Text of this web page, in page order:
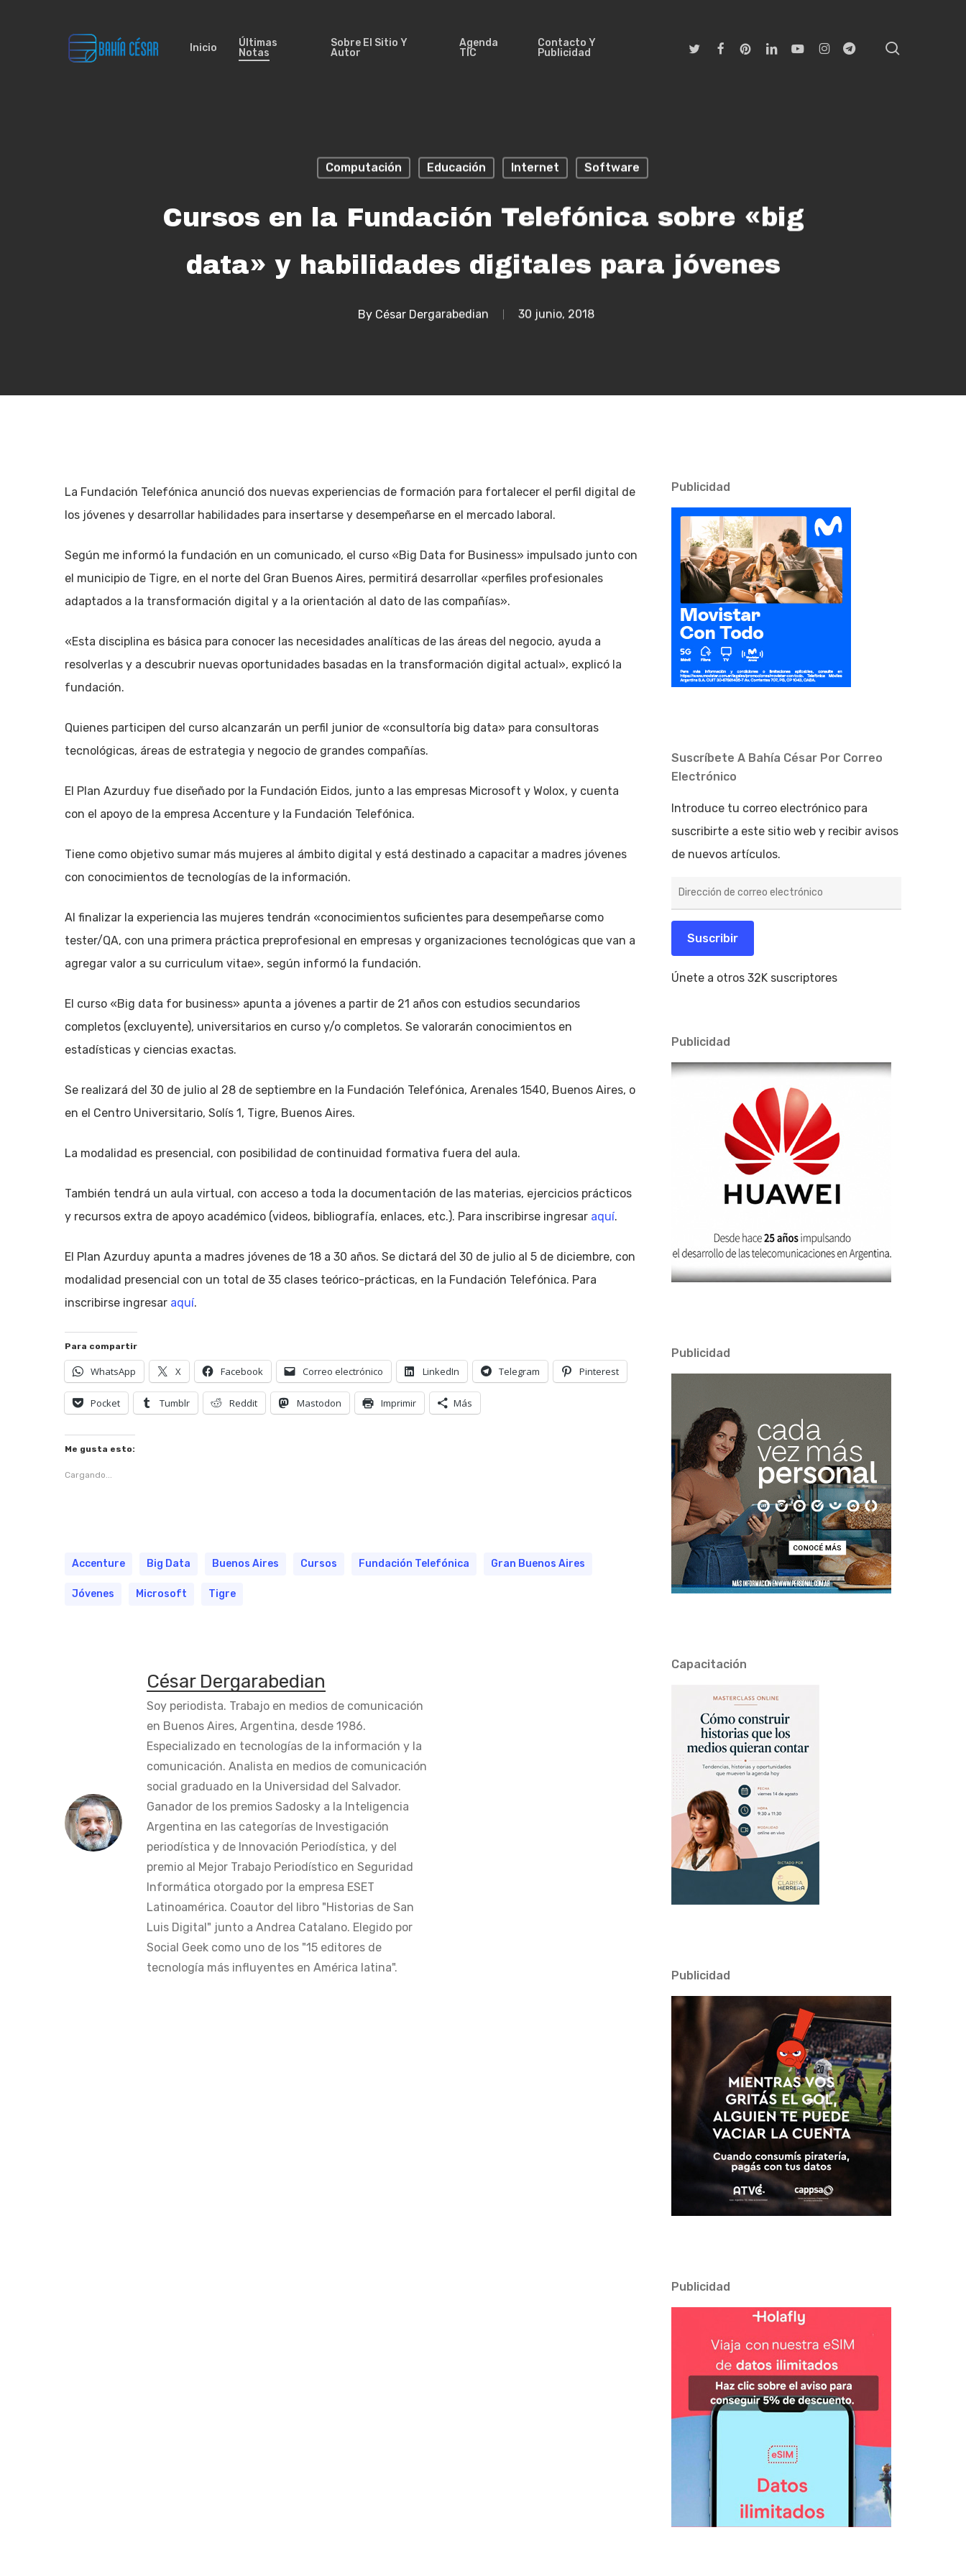
Hit enter to search or ESC to close
Inicio
Últimas
Notas
Sobre El Sitio Y
Autor
Agenda
TIC
Contacto Y
Publicidad
TwitterFacebookPinterestLinkedinYoutubeInstagramTelegram
Computación Educación Internet Software
Cursos en la Fundación Telefónica sobre «big
data» y habilidades digitales para jóvenes
By César Dergarabedian 30 junio, 2018
La Fundación Telefónica anunció dos nuevas experiencias de formación para fortalecer el perfil digital de
los jóvenes y desarrollar habilidades para insertarse y desempeñarse en el mercado laboral.
Según me informó la fundación en un comunicado, el curso «Big Data for Business» impulsado junto con
el municipio de Tigre, en el norte del Gran Buenos Aires, permitirá desarrollar «perfiles profesionales
adaptados a la transformación digital y a la orientación al dato de las compañías».
«Esta disciplina es básica para conocer las necesidades analíticas de las áreas del negocio, ayuda a
resolverlas y a descubrir nuevas oportunidades basadas en la transformación digital actual», explicó la
fundación.
Quienes participen del curso alcanzarán un perfil junior de «consultoría big data» para consultoras
tecnológicas, áreas de estrategia y negocio de grandes compañías.
El Plan Azurduy fue diseñado por la Fundación Eidos, junto a las empresas Microsoft y Wolox, y cuenta
con el apoyo de la empresa Accenture y la Fundación Telefónica.
Tiene como objetivo sumar más mujeres al ámbito digital y está destinado a capacitar a madres jóvenes
con conocimientos de tecnologías de la información.
Al finalizar la experiencia las mujeres tendrán «conocimientos suficientes para desempeñarse como
tester/QA, con una primera práctica preprofesional en empresas y organizaciones tecnológicas que van a
agregar valor a su curriculum vitae», según informó la fundación.
El curso «Big data for business» apunta a jóvenes a partir de 21 años con estudios secundarios
completos (excluyente), universitarios en curso y/o completos. Se valorarán conocimientos en
estadísticas y ciencias exactas.
Se realizará del 30 de julio al 28 de septiembre en la Fundación Telefónica, Arenales 1540, Buenos Aires, o
en el Centro Universitario, Solís 1, Tigre, Buenos Aires.
La modalidad es presencial, con posibilidad de continuidad formativa fuera del aula.
También tendrá un aula virtual, con acceso a toda la documentación de las materias, ejercicios prácticos
y recursos extra de apoyo académico (videos, bibliografía, enlaces, etc.). Para inscribirse ingresar aquí.
El Plan Azurduy apunta a madres jóvenes de 18 a 30 años. Se dictará del 30 de julio al 5 de diciembre, con
modalidad presencial con un total de 35 clases teórico-prácticas, en la Fundación Telefónica. Para
inscribirse ingresar aquí.
Para compartir
WhatsApp X Facebook Correo electrónico LinkedIn Telegram Pinterest
Pocket Tumblr Reddit Mastodon Imprimir Más
Me gusta esto:
Cargando...
Accenture Big Data Buenos Aires Cursos Fundación Telefónica Gran Buenos Aires
Jóvenes Microsoft Tigre
César Dergarabedian
Soy periodista. Trabajo en medios de comunicación
en Buenos Aires, Argentina, desde 1986.
Especializado en tecnologías de la información y la
comunicación. Analista en medios de comunicación
social graduado en la Universidad del Salvador.
Ganador de los premios Sadosky a la Inteligencia
Argentina en las categorías de Investigación
periodística y de Innovación Periodística, y del
premio al Mejor Trabajo Periodístico en Seguridad
Informática otorgado por la empresa ESET
Latinoamérica. Coautor del libro "Historias de San
Luis Digital" junto a Andrea Catalano. Elegido por
Social Geek como uno de los "15 editores de
tecnología más influyentes en América latina".
Publicidad
Suscríbete A Bahía César Por Correo
Electrónico
Introduce tu correo electrónico para
suscribirte a este sitio web y recibir avisos
de nuevos artículos.
de
electrónico
Suscribir
Únete a otros 32K suscriptores
Publicidad
Publicidad
Capacitación
Publicidad
Publicidad